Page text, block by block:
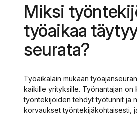
Miksi
työaikaa
seurata?
Työaikalain mukaan
kaikille yrityksille. Työnantajan on
työntekijöiden tehdyt työtunnit ja
korvaukset työntekijäkohtaisesti,